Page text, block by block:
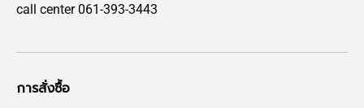
call center 061-393-3443
การสั่งซื้อ